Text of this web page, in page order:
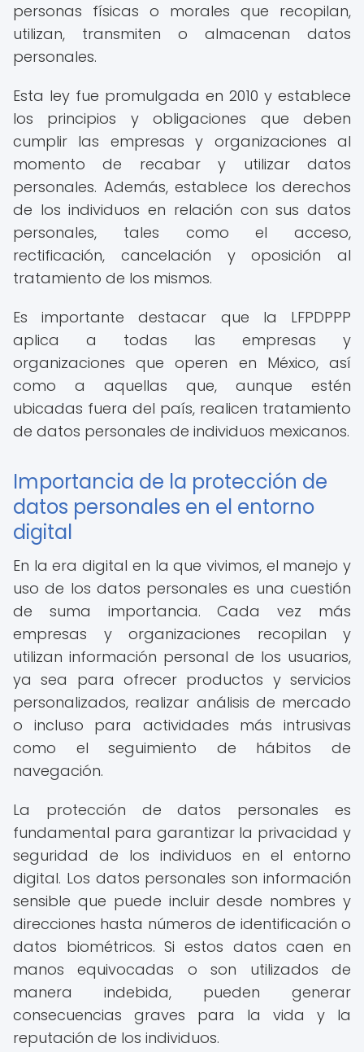
personas físicas o morales que recopilan,
utilizan, transmiten o almacenan datos
personales.
Esta ley fue promulgada en 2010 y establece
los principios y obligaciones que deben
cumplir las empresas y organizaciones al
momento de recabar y utilizar datos
personales. Además, establece los derechos
de los individuos en relación con sus datos
personales, tales como el acceso,
rectificación, cancelación y oposición al
tratamiento de los mismos.
Es importante destacar que la LFPDPPP
aplica a todas las empresas y
organizaciones que operen en México, así
como a aquellas que, aunque estén
ubicadas fuera del país, realicen tratamiento
de datos personales de individuos mexicanos.
Importancia de la protección de
datos personales en el entorno
digital
En la era digital en la que vivimos, el manejo y
uso de los datos personales es una cuestión
de suma importancia. Cada vez más
empresas y organizaciones recopilan y
utilizan información personal de los usuarios,
ya sea para ofrecer productos y servicios
personalizados, realizar análisis de mercado
o incluso para actividades más intrusivas
como el seguimiento de hábitos de
navegación.
La protección de datos personales es
fundamental para garantizar la privacidad y
seguridad de los individuos en el entorno
digital. Los datos personales son información
sensible que puede incluir desde nombres y
direcciones hasta números de identificación o
datos biométricos. Si estos datos caen en
manos equivocadas o son utilizados de
manera indebida, pueden generar
consecuencias graves para la vida y la
reputación de los individuos.